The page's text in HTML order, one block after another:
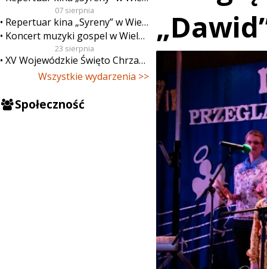
07 sierpnia
Repertuar kina „Syreny” w Wieluniu w dn. od 7 do 13 sierpnia
Koncert muzyki gospel w Wieluniu
23 sierpnia
XV Wojewódzkie Święto Chrzanu
Wszystkie wydarzenia >>
Społeczność